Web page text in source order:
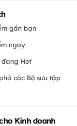
gần bạn
ngay
đang Hot
các Bộ sưu tập
Kinh doanh